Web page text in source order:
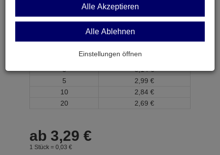
Widerstand 2,2 KOhm 1% 0,25W BF 0207
551133;0
3,29
3
3,14 €
5
2, 99 €
10
2, 84 €
20
2, 69 €
ab 3,29 €
1 Stück = 0, 03 €
Alle Akzeptieren
Alle Ablehnen
Einstellungen öffnen